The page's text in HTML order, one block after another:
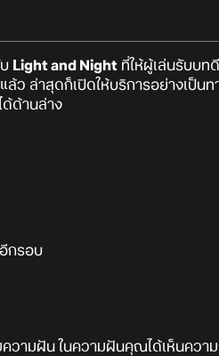
Light and Night ที่ให้ผู้เล่นรับบท
ว ล่าสุดก็เปิดให้บริการอย่างเป็นท
ด้ด้านล่าง
กรอบ
วามฝัน ในความฝันคุณได้เห็นควา